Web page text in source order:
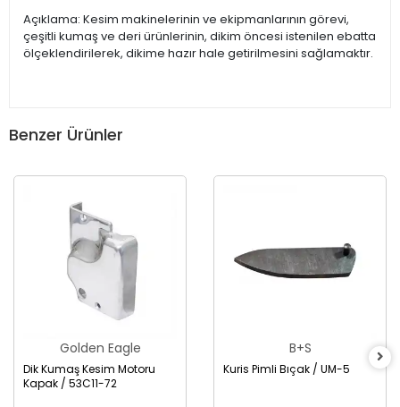
Açıklama: Kesim makinelerinin ve ekipmanlarının görevi,
çeşitli kumaş ve deri ürünlerinin, dikim öncesi istenilen ebatta
ölçeklendirilerek, dikime hazır hale getirilmesini sağlamaktır.
Benzer Ürünler
Golden Eagle
Dik Kumaş Kesim Motoru
Kapak / 53C11-72
B+S
Kuris Pimli Bıçak / UM-5